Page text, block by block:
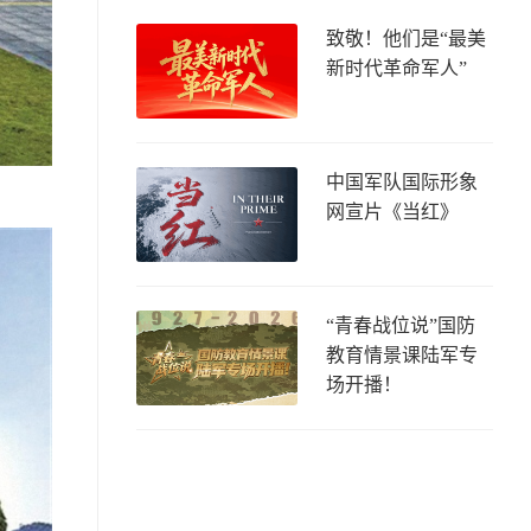
致敬！他们是“最美
新时代革命军人”
中国军队国际形象
网宣片《当红》
“青春战位说”国防
教育情景课陆军专
场开播！